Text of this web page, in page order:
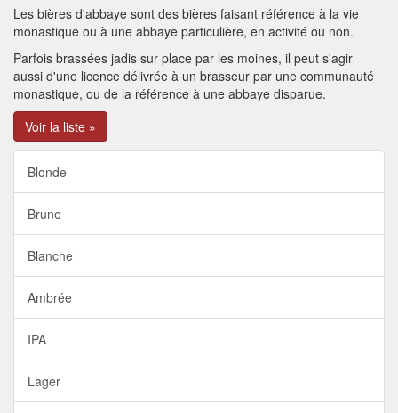
Les bières d'abbaye sont des bières faisant référence à la vie
monastique ou à une abbaye particulière, en activité ou non.
Parfois brassées jadis sur place par les moines, il peut s'agir
aussi d'une licence délivrée à un brasseur par une communauté
monastique, ou de la référence à une abbaye disparue.
Voir la liste »
Blonde
Brune
Blanche
Ambrée
IPA
Lager